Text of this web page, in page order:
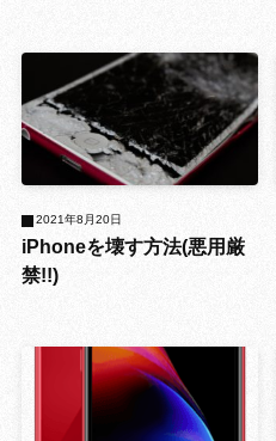
iPhoneを壊す方法(悪用厳
禁!!)
2021年8月20日